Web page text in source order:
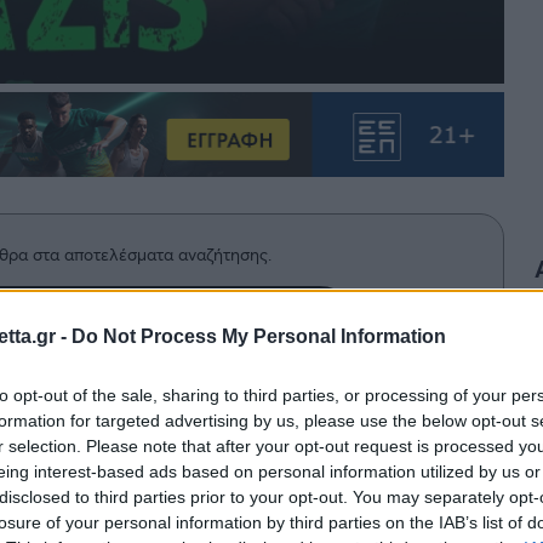
- Do Not Process My Personal Information
opt-out of the sale, sharing to third parties, or processing of your
for targeted advertising by us, please use the below opt-out
selection. Please note that after your opt-out request is processed
interest-based ads based on personal information utilized by us
to third parties prior to your opt-out. You may separately
of your personal information by third parties on the IAB’s list of
στα αποτελέσματα αναζήτησης.
στην Google
πάγκο του Παναθηναϊκού για
ανδρών.